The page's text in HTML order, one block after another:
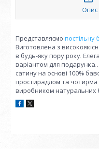
Опис
Представляємо постільну
Виготовлена з
в будь-яку пору року.
варіантом для
сатину на основі 100%
простирадлом та чотирма
виробником натуральних